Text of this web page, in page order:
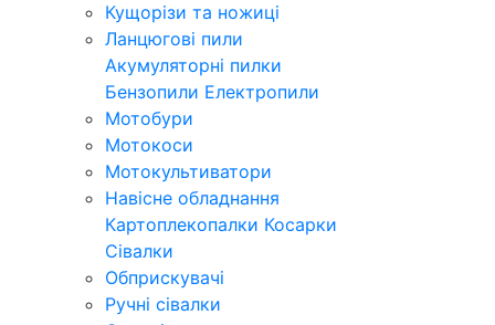
Кущорізи та ножиці
Ланцюгові пили
Акумуляторні пилки
Бензопили Електропили
Мотобури
Мотокоси
Мотокультиватори
Навісне обладнання
Картоплекопалки Косарки
Сівалки
Обприскувачі
Ручні сівалки